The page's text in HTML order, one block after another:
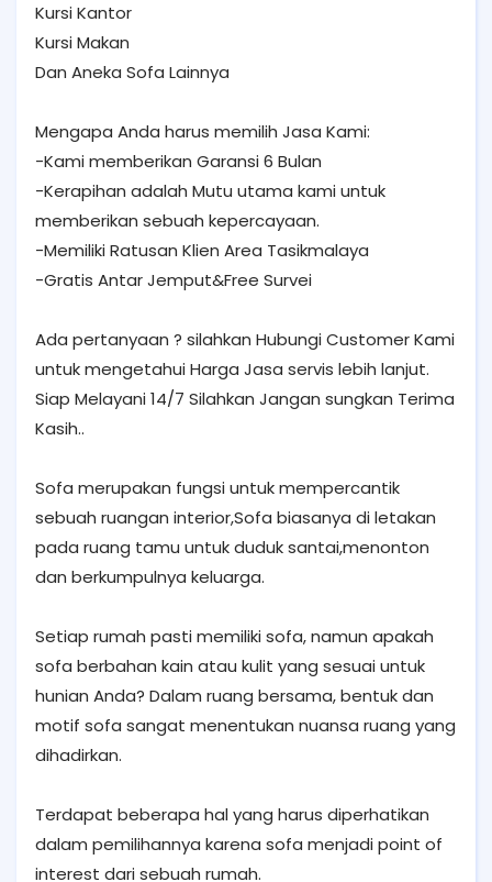
Kursi Kantor
Kursi Makan
Dan Aneka Sofa Lainnya
Mengapa Anda harus memilih Jasa Kami:
-Kami memberikan Garansi 6 Bulan
-Kerapihan adalah Mutu utama kami untuk
memberikan sebuah kepercayaan.
-Memiliki Ratusan Klien Area Tasikmalaya
-Gratis Antar Jemput&Free Survei
Ada pertanyaan ? silahkan Hubungi Customer Kami
untuk mengetahui Harga Jasa servis lebih lanjut.
Siap Melayani 14/7 Silahkan Jangan sungkan Terima
Kasih..
Sofa merupakan fungsi untuk mempercantik
sebuah ruangan interior,Sofa biasanya di letakan
pada ruang tamu untuk duduk santai,menonton
dan berkumpulnya keluarga.
Setiap rumah pasti memiliki sofa, namun apakah
sofa berbahan kain atau kulit yang sesuai untuk
hunian Anda? Dalam ruang bersama, bentuk dan
motif sofa sangat menentukan nuansa ruang yang
dihadirkan.
Terdapat beberapa hal yang harus diperhatikan
dalam pemilihannya karena sofa menjadi point of
interest dari sebuah rumah.